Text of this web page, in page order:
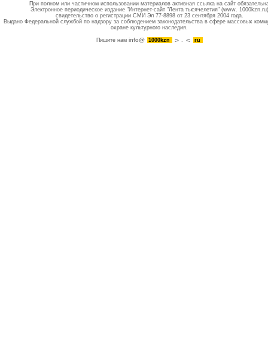
При полном или частичном использовании материалов активная ссылка на сайт
Электронное периодическое издание "Интернет-сайт "Лента тысячелетия" (www. 1000kzn.ru)
свидетельство о регистрации СМИ Эл 77-8898 от 23 сентября 2004 года.
Выдано Федеральной службой по надзору за соблюдением законодательства в сфере массовых
охране культурного наследия.
Пишите намinfo@ 1000kzn . ru